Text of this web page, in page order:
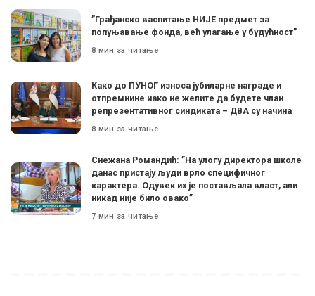
”Грађанско васпитање НИЈЕ предмет за
попуњавање фонда, већ улагање у будућност”
8 мин за читање
Како до ПУНОГ износа јубиларне награде и
отпремнине иако не желите да будете члан
репрезентативног синдиката – ДВА су начина
8 мин за читање
Снежана Романдић: ”На улогу директора школе
данас пристају људи врло специфичног
карактера. Одувек их је постављала власт, али
никад није било овако”
7 мин за читање